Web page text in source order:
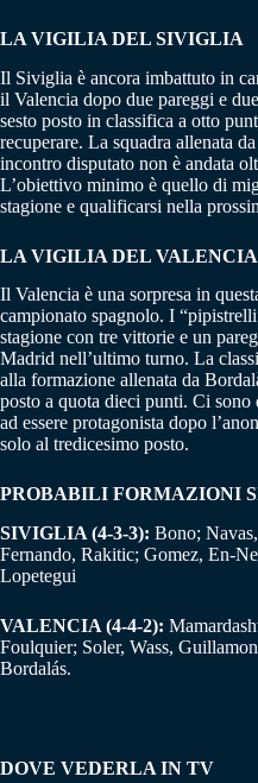
LA VIGILIA DEL SIVIGLIA
Il Siviglia è ancora imbattuto in
il Valencia dopo due pareggi e
sesto posto in classifica a otto
recuperare. La squadra allenata da
incontro disputato non è andata
L’obiettivo minimo è quello di
stagione e qualificarsi nella
LA VIGILIA DEL VALENCIA
Il Valencia è una sorpresa in
campionato spagnolo. I
stagione con tre vittorie e un
Madrid nell’ultimo turno. La
alla formazione allenata da
posto a quota dieci punti. Ci
ad essere protagonista dopo
solo al tredicesimo posto.
PROBABILI FORMAZIONI
SIVIGLIA (4-3-3): Bono;
Fernando, Rakitic; Gomez, En-
Lopetegui
VALENCIA (4-4-2):
Foulquier; Soler, Wass,
Bordalás.
DOVE VEDERLA IN TV